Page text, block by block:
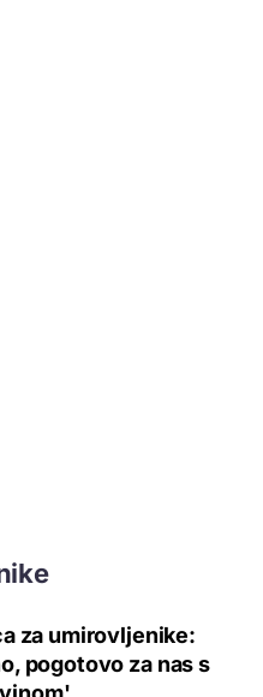
za umirovljenike:
pogotovo za nas s